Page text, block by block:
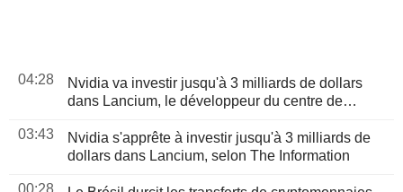
04:28
Nvidia va investir jusqu'à 3 milliards de dollars
dans Lancium, le développeur du centre de
03:43
Nvidia s'apprête à investir jusqu'à 3 milliards de
dollars dans Lancium, selon The Information
00:28